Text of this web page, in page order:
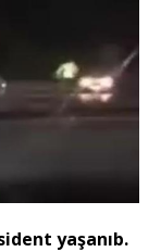
yaşanıb.